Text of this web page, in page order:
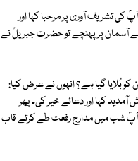
تشریف آوری پر مرحبا کہا اور
آسمان پر پہنچے تو حضرت جبریلؑ نے
بُلایا گیا ہے ؟ انہوں نے عرض کیا:
کہا اور دعائے خیر کی۔ پھر
آپؐ شب میں مدارج رفعت طے کرتے قاب